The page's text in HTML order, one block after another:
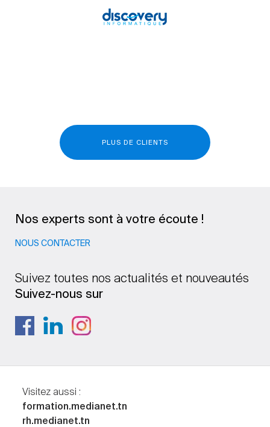
PLUS DE CLIENTS
Nos experts sont à votre écoute !
NOUS CONTACTER
Suivez toutes nos actualités et nouveautés
Suivez-nous sur
Visitez aussi :
formation.medianet.tn
rh.medianet.tn